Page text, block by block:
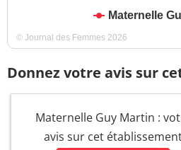
Maternelle
© Journal des Femmes 2026
Donnez votre avis sur
Maternelle Guy Martin :
avis sur cet